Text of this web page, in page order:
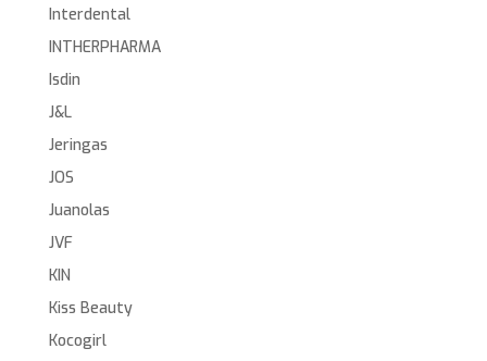
Interdental
INTHERPHARMA
Isdin
J&L
Jeringas
JOS
Juanolas
JVF
KIN
Kiss Beauty
Kocogirl